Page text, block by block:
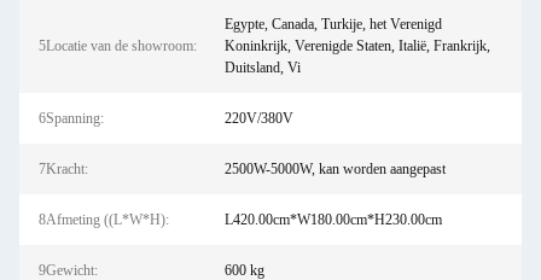
5Locatie van de showroom:
Egypte, Canada, Turkije, het Verenigd
Koninkrijk, Verenigde Staten, Italië, Frankrijk,
Duitsland, Vi
6Spanning: 220V/380V
7Kracht: 2500W-5000W, kan worden aangepast
8Afmeting ((L*W*H): L420.00cm*W180.00cm*H230.00cm
9Gewicht: 600 kg